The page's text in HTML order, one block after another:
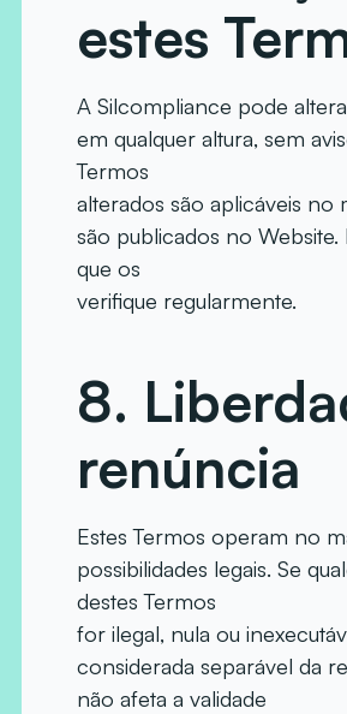
estes
A Silcompliance pode
em qualquer altura, sem
Termos
alterados são aplicáveis no
são publicados no
que os
verifique regularmente.
8.
renúncia
Estes Termos operam no
possibilidades legais. Se
destes Termos
for ilegal, nula ou
considerada separável da
não afeta a validade